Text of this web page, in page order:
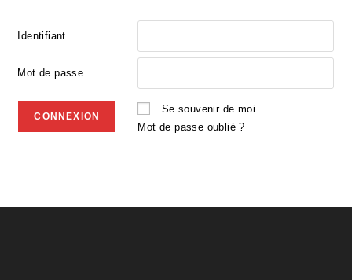
Identifiant
Mot de passe
Se souvenir de moi
Mot de passe oublié ?